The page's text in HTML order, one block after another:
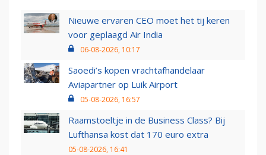
Nieuwe ervaren CEO moet het tij keren
voor geplaagd Air India
06-08-2026, 10:17
Saoedi’s kopen vrachtafhandelaar
Aviapartner op Luik Airport
05-08-2026, 16:57
Raamstoeltje in de Business Class? Bij
Lufthansa kost dat 170 euro extra
05-08-2026, 16:41